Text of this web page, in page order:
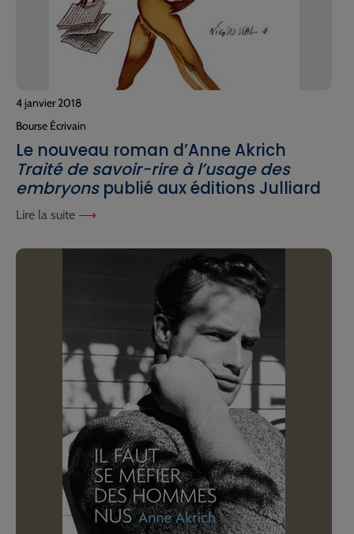
4 janvier 2018
Bourse Écrivain
Le nouveau roman d’Anne Akrich
Traité de savoir-rire à l’usage des
embryonspublié aux éditions Julliard
Lire la suite